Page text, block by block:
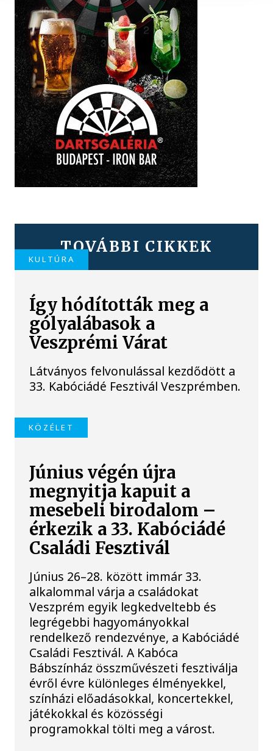
TOVÁBBI CIKKEK
KULTÚRA
Így hódították meg a
gólyalábasok a
Veszprémi Várat
Látványos felvonulással kezdődött a
33. Kabóciádé Fesztivál Veszprémben.
KÖZÉLET
Június végén újra
megnyitja kapuit a
mesebeli birodalom –
érkezik a 33. Kabóciádé
Családi Fesztivál
Június 26–28. között immár 33.
alkalommal várja a családokat
Veszprém egyik legkedveltebb és
legrégebbi hagyományokkal
rendelkező rendezvénye, a Kabóciádé
Családi Fesztivál. A Kabóca
Bábszínház összművészeti fesztiválja
évről évre különleges élményekkel,
színházi előadásokkal, koncertekkel,
játékokkal és közösségi
programokkal tölti meg a várost.